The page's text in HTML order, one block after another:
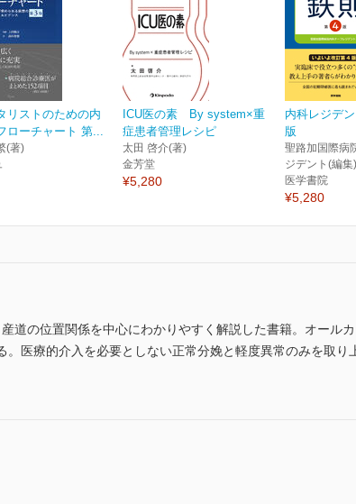
リストのための内
ローチャート 第...
(著)
ICU医の素 By system×重
症患者管理レシピ
太田 啓介(著)
金芳堂
¥5,280
内科レジデン
版
聖路加国際病
ジデント(編集)
医学書院
¥5,280
道の位置関係を中心にわかりやすく解説した書籍。オール
医療的介入を必要としない正常分娩と軽度異常のみを取り